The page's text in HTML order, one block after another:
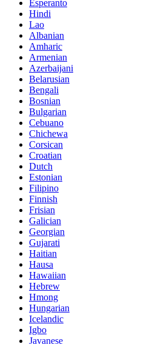
Esperanto
Hindi
Lao
Albanian
Amharic
Armenian
Azerbaijani
Belarusian
Bengali
Bosnian
Bulgarian
Cebuano
Chichewa
Corsican
Croatian
Dutch
Estonian
Filipino
Finnish
Frisian
Galician
Georgian
Gujarati
Haitian
Hausa
Hawaiian
Hebrew
Hmong
Hungarian
Icelandic
Igbo
Javanese